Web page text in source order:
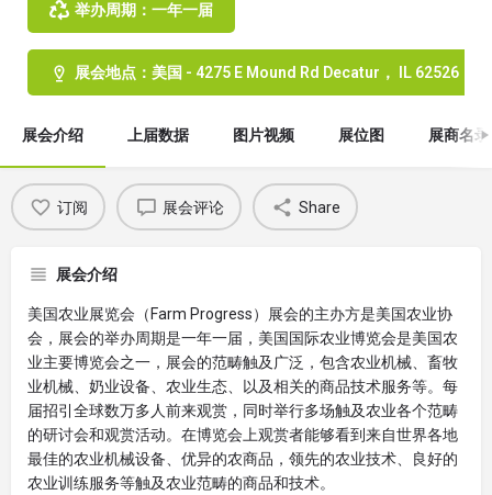
举办周期：一年一届
展会地点：美国 - 4275 E Mound Rd Decatur， IL 62526
展会介绍 上届数据 图片视频 展位图 展商名录
订阅 展会评论 Share
展会介绍
美国农业展览会（Farm Progress）展会的主办方是美国农业协
会，展会的举办周期是一年一届，美国国际农业博览会是美国农
业主要博览会之一，展会的范畴触及广泛，包含农业机械、畜牧
业机械、奶业设备、农业生态、以及相关的商品技术服务等。每
届招引全球数万多人前来观赏，同时举行多场触及农业各个范畴
的研讨会和观赏活动。在博览会上观赏者能够看到来自世界各地
最佳的农业机械设备、优异的农商品，领先的农业技术、良好的
农业训练服务等触及农业范畴的商品和技术。